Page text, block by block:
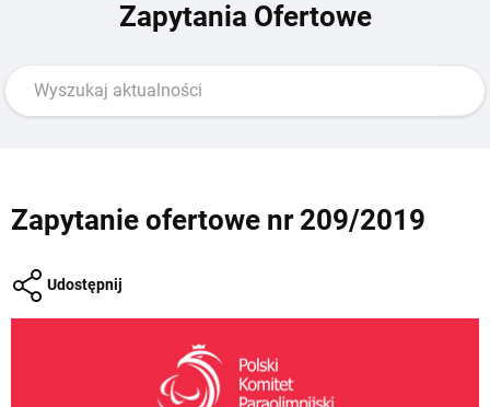
Zapytania Ofertowe
Zapytanie ofertowe nr 209/2019
Udostępnij